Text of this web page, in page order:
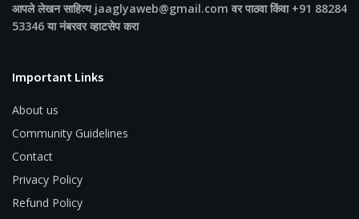
आपले लेखन साहित्य jaaglyaweb@gmail.com वर पाठवा किंवा +91 88284
53346 या नंबरवर व्हाटसेप करा
Important Links
About us
Community Guidelines
Contact
Privacy Policy
Refund Policy